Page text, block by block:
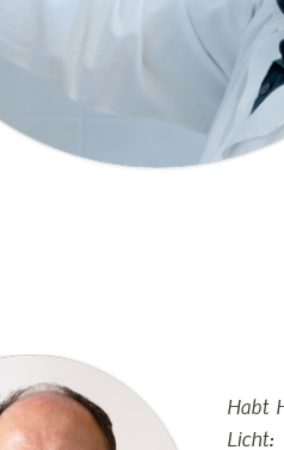
Habt
Licht: